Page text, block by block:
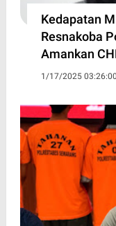
Kedapatan
Resnakoba
Amankan
1/17/2025